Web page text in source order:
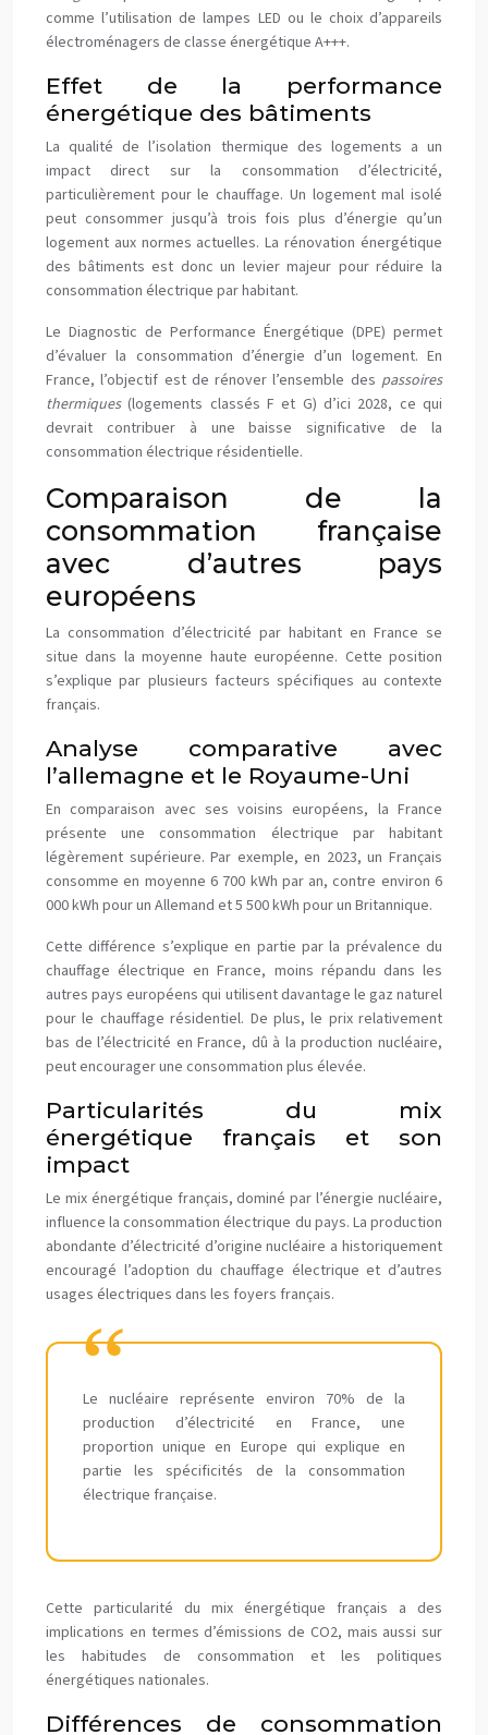
comme l’utilisation de lampes LED ou le choix d’appareils
électroménagers de classe énergétique A+++.
Effet de la performance
énergétique des bâtiments
La qualité de l’isolation thermique des logements a un
impact direct sur la consommation d’électricité,
particulièrement pour le chauffage. Un logement mal isolé
peut consommer jusqu’à trois fois plus d’énergie qu’un
logement aux normes actuelles. La rénovation énergétique
des bâtiments est donc un levier majeur pour réduire la
consommation électrique par habitant.
Le Diagnostic de Performance Énergétique (DPE) permet
d’évaluer la consommation d’énergie d’un logement. En
France, l’objectif est de rénover l’ensemble des passoires
thermiques(logements classés F et G) d’ici 2028, ce qui
devrait contribuer à une baisse significative de la
consommation électrique résidentielle.
Comparaison de la
consommation française
avec d’autres pays
européens
La consommation d’électricité par habitant en France se
situe dans la moyenne haute européenne. Cette position
s’explique par plusieurs facteurs spécifiques au contexte
français.
Analyse comparative avec
l’allemagne et le Royaume-Uni
En comparaison avec ses voisins européens, la France
présente une consommation électrique par habitant
légèrement supérieure. Par exemple, en 2023, un Français
consomme en moyenne 6 700 kWh par an, contre environ 6
000 kWh pour un Allemand et 5 500 kWh pour un Britannique.
Cette différence s’explique en partie par la prévalence du
chauffage électrique en France, moins répandu dans les
autres pays européens qui utilisent davantage le gaz naturel
pour le chauffage résidentiel. De plus, le prix relativement
bas de l’électricité en France, dû à la production nucléaire,
peut encourager une consommation plus élevée.
Particularités du mix
énergétique français et son
impact
Le mix énergétique français, dominé par l’énergie nucléaire,
influence la consommation électrique du pays. La production
abondante d’électricité d’origine nucléaire a historiquement
encouragé l’adoption du chauffage électrique et d’autres
usages électriques dans les foyers français.
Le nucléaire représente environ 70% de la
production d’électricité en France, une
proportion unique en Europe qui explique en
partie les spécificités de la consommation
électrique française.
Cette particularité du mix énergétique français a des
implications en termes d’émissions de CO2, mais aussi sur
les habitudes de consommation et les politiques
énergétiques nationales.
Différences de consommation